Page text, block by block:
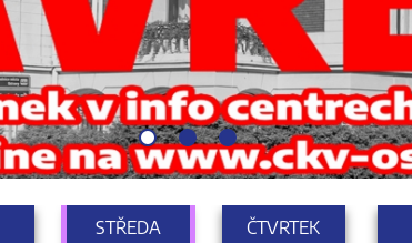
STŘEDA ČTVRTEK